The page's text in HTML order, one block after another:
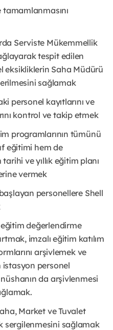
tamamlanmasını
Serviste Mükemmellik
tespit edilen
eksikliklerin Saha Müdürü
sağlamak
personel kayıtlarını ve
kontrol ve takip etmek
programlarının tümünü
eğitimi hem de
ve yıllık eğitim planı
vermek
personellere Shell
değerlendirme
imzalı eğitim katılım
arşivlemek ve
istasyon personel
da arşivlenmesi
Market ve Tuvalet
sergilenmesini sağlamak